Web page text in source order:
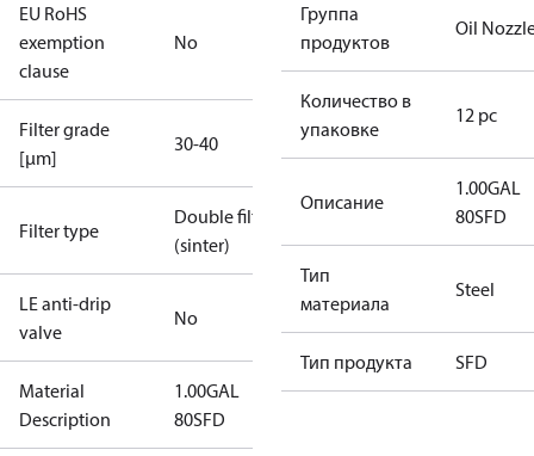
EU RoHS
exemption
clause
No
Filter grade
[µm]
30-40
Filter type
Double filter
(sinter)
LE anti-drip
valve
No
Material
Description
1.00GAL
80SFD
Группа
продуктов
Oil
Количество в
упаковке
12 pc
Описание
1.00GAL
80SFD
Тип
материала
Steel
Тип продукта SFD